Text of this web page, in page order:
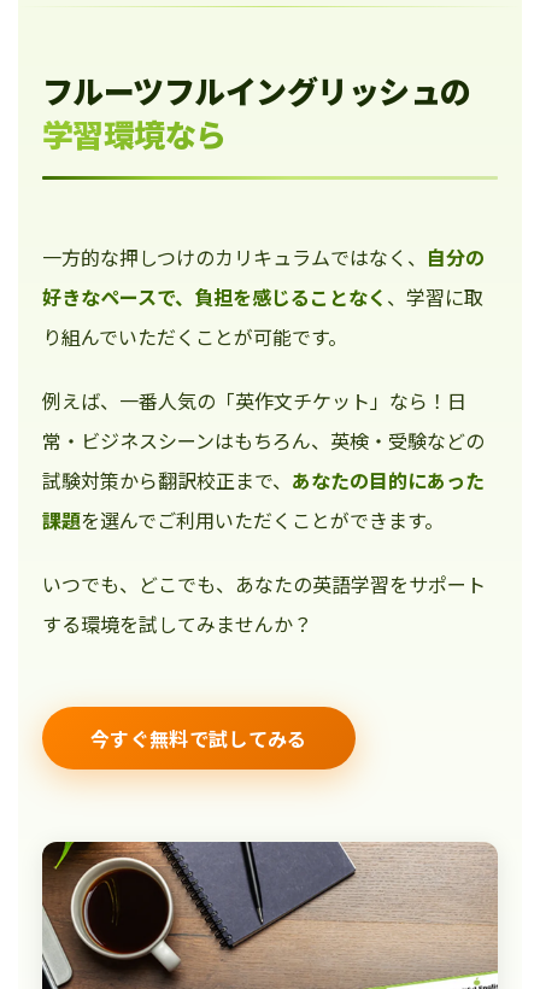
フルーツフルイングリッシュの
学習環境なら
一方的な押しつけのカリキュラムではなく、 自分の
好きなペースで、負担を感じることなく 、学習に取
り組んでいただくことが可能です。
例えば、一番人気の「英作文チケット」なら！日
常・ビジネスシーンはもちろん、英検・受験などの
試験対策から翻訳校正まで、 あなたの目的にあった
課題を選んでご利用いただくことができます。
いつでも、どこでも、あなたの英語学習をサポート
する環境を試してみませんか？
今すぐ無料で試してみる